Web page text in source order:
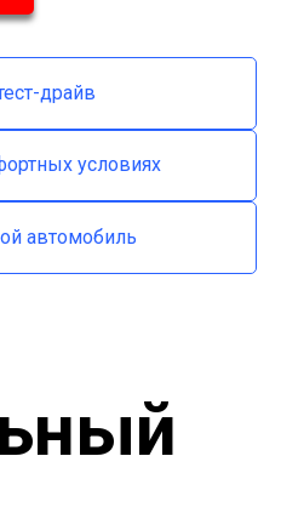
драйв
условиях
автомобиль